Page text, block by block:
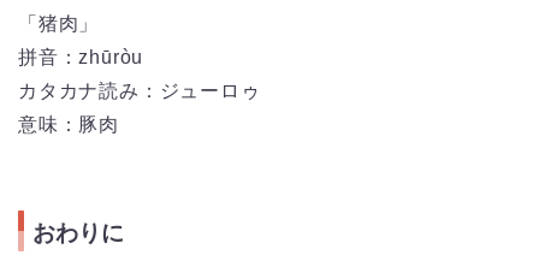
「猪肉」
拼音：zhūròu
カタカナ読み：ジューロゥ
意味：豚肉
おわりに